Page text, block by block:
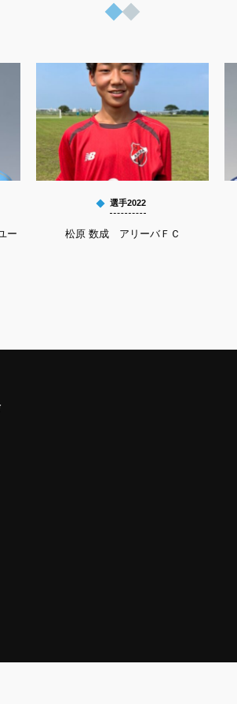
ー
選手2022
松原 数成 アリーバＦＣ